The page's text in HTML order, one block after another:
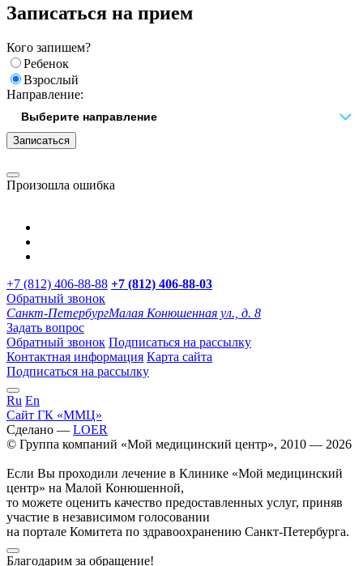
Записаться на прием
Кого запишем?
Ребенок
Взрослый
Направление:
Записаться
Произошла ошибка
+7 (812) 406-88-88 +7 (812) 406-88-03
Обратный звонок
Санкт-ПетербургМалая Конюшенная ул., д. 8
Задать вопрос
Обратный звонок Подписаться на рассылку
Контактная информация Карта сайта
Подписаться на рассылку
Ru En
Сайт ГК «ММЦ»
Сделано — LOER
© Группа компаний «Мой медицинский центр», 2010 — 2026
Если Вы проходили лечение в Клинике «Мой медицинский
центр» на Малой Конюшенной,
то можете оценить качество предоставленных услуг, приняв
участие в независимом голосовании
на портале Комитета по здравоохранению Санкт-Петербурга.
Благодарим за обращение!